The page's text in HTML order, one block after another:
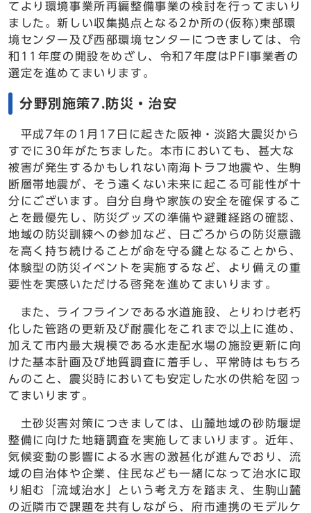
てより環境事業所再編整備事業の検討を行ってまいり
ました。新しい収集拠点となる2か所の(仮称)東部環
境センター及び西部環境センターにつきましては、令
和11年度の開設をめざし、令和7年度はPFI事業者の
選定を進めてまいります。
分野別施策7.防災・治安
平成7年の1月17日に起きた阪神・淡路大震災から
すでに30年がたちました。本市においても、甚大な
被害が発生するかもしれない南海トラフ地震や、生駒
断層帯地震が、そう遠くない未来に起こる可能性が十
分にございます。自分自身や家族の安全を確保するこ
とを最優先し、防災グッズの準備や避難経路の確認、
地域の防災訓練への参加など、日ごろからの防災意識
を高く持ち続けることが命を守る鍵となることから、
体験型の防災イベントを実施するなど、より備えの重
要性を実感いただける啓発を進めてまいります。
また、ライフラインである水道施設、とりわけ老朽
化した管路の更新及び耐震化をこれまで以上に進め、
加えて市内最大規模である水走配水場の施設更新に向
けた基本計画及び地質調査に着手し、平常時はもちろ
んのこと、震災時においても安定した水の供給を図っ
てまいります。
土砂災害対策につきましては、山麓地域の砂防堰堤
整備に向けた地籍調査を実施してまいります。近年、
気候変動の影響による水害の激甚化が進んでおり、流
域の自治体や企業、住民なども一緒になって治水に取
り組む「流域治水」という考え方を踏まえ、生駒山麓
の近隣市で課題を共有しながら、府市連携のモデルケ